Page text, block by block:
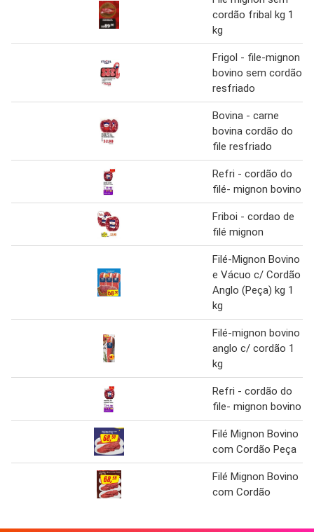
cordão fribal kg 1
kg
Frigol - file-mignon
bovino sem cordão
resfriado
Bovina - carne
bovina cordão do
file resfriado
Refri - cordão do
filé- mignon bovino
Friboi - cordao de
filé mignon
Filé-Mignon Bovino
e Vácuo c/ Cordão
Anglo (Peça) kg 1
kg
Filé-mignon bovino
anglo c/ cordão 1
kg
Refri - cordão do
file- mignon bovino
Filé Mignon Bovino
com Cordão Peça
Filé Mignon Bovino
com Cordão